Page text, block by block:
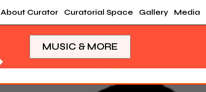
About Curator Curatorial Space Gallery Media
MUSIC & MORE